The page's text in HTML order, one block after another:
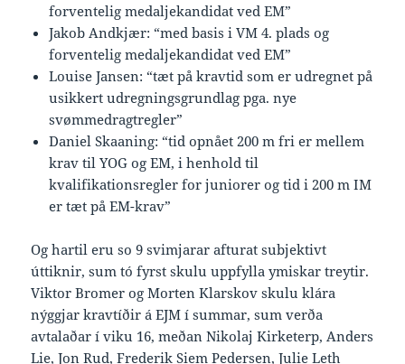
forventelig medaljekandidat ved EM”
Jakob Andkjær: “med basis i VM 4. plads og
forventelig medaljekandidat ved EM”
Louise Jansen: “tæt på kravtid som er udregnet på
usikkert udregningsgrundlag pga. nye
svømmedragtregler”
Daniel Skaaning: “tid opnået 200 m fri er mellem
krav til YOG og EM, i henhold til
kvalifikationsregler for juniorer og tid i 200 m IM
er tæt på EM-krav”
Og hartil eru so 9 svimjarar afturat subjektivt
úttiknir, sum tó fyrst skulu uppfylla ymiskar treytir.
Viktor Bromer og Morten Klarskov skulu klára
nýggjar kravtíðir á EJM í summar, sum verða
avtalaðar í viku 16, meðan Nikolaj Kirketerp, Anders
Lie, Jon Rud, Frederik Siem Pedersen, Julie Leth